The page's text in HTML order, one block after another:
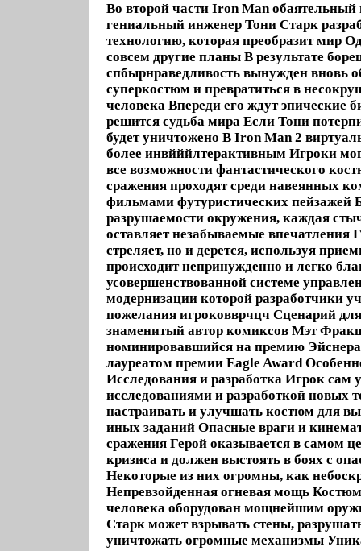
Во второй части Iron Man
гениальный инженер Тони Старк
технологию, которая преобразит мир
совсем другие планы В результате
спбырнраведливость вынужден вновь
суперкостюм и превратиться в
человека Впереди его ждут эпические
решится судьба мира Если Тони
будет уничтожено В Iron Man 2
более инвйййлтерактивным Игроки
все возможности фантастического
сражения проходят среди навеянных
фильмами футуристических пейзажей
разрушаемости окружения, каждая
оставляет незабываемые впечатления
стреляет, но и дерется, используя
происходит непринужденно и легко
усовершенствованной системе
модернизации которой разработчики
пожелания игроковврчцч Сценарий
знаменитый автор комиксов Мэт
номинировавшийся на премию
лауреатом премии Eagle Award
Исследования и разработка Игрок сам
исследованиями и разработкой новых
настраивать и улучшать костюм для
иных заданий Опасные враги и
сражения Герой оказывается в самом
кризиса и должен выстоять в боях с
Некоторые из них огромны, как
Непревзойденная огневая мощь
человека оборудован мощнейшим
Старк может взрывать стены,
уничтожать огромные механизмы